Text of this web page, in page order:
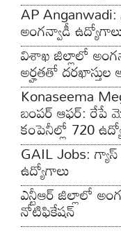
AP
అంగన్వాడీ
విశాఖ జిల్లాలో
అర్హతతో
Konaseema
బంపర్ ఆఫర్: రేపే
కంపెనీల్లో 720
GAIL Jobs:
ఉద్యోగాలు
ఎన్టీఆర్ జిల్లాలో
నోటిఫికేషన్